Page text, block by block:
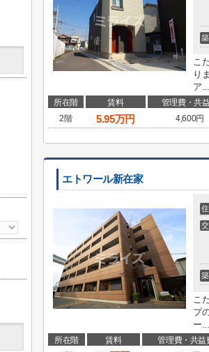
こ
り
ア...
所在階 賃料 管理費・共
2階
5.95万円 4,600円
エトワール新在家
こ
プ
ー...
所在階 賃料 管理費・共益